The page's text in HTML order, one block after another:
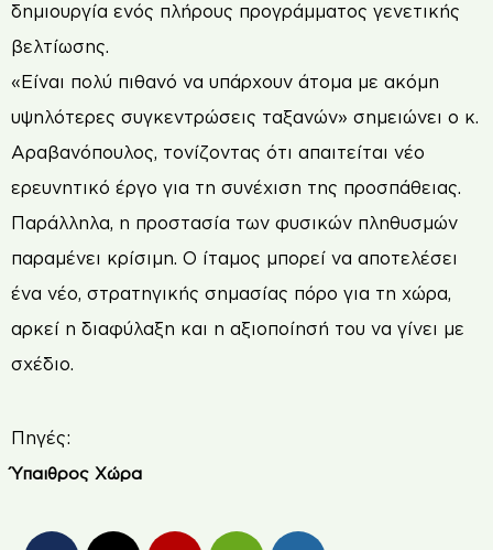
δημιουργία ενός πλήρους προγράμματος γενετικής
βελτίωσης.
«Είναι πολύ πιθανό να υπάρχουν άτομα με ακόμη
υψηλότερες συγκεντρώσεις ταξανών» σημειώνει ο κ.
Αραβανόπουλος, τονίζοντας ότι απαιτείται νέο
ερευνητικό έργο για τη συνέχιση της προσπάθειας.
Παράλληλα, η προστασία των φυσικών πληθυσμών
παραμένει κρίσιμη. Ο ίταμος μπορεί να αποτελέσει
ένα νέο, στρατηγικής σημασίας πόρο για τη χώρα,
αρκεί η διαφύλαξη και η αξιοποίησή του να γίνει με
σχέδιο.
Πηγές:
Ύπαιθρος Χώρα